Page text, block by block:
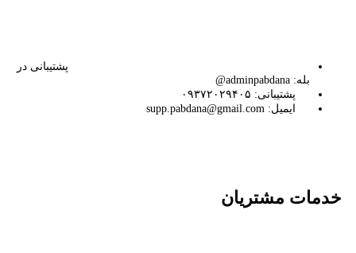
پشتیبانی در
بله: adminpabdana@
پشتیبانی: ۰۹۳۷۲۰۲۹۴۰۵
ایمیل: supp.pabdana@gmail.com
خدمات مشتریان